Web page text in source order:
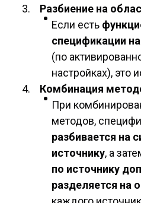
Разбиение на
Если есть
спецификации
(по
настройках), это
Комбинация
При
методов,
разбивается на
источнику, а
по источнику
разделяется на